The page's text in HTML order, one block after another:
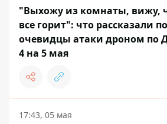
"Выхожу из комнаты, вижу,
все горит": что рассказали
очевидцы атаки дроном по
4 на 5 мая
17:43, 05 мая